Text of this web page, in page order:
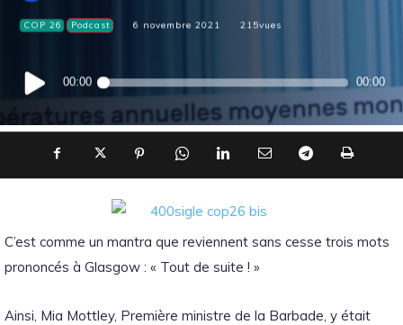
COP 26 Podcast 6 novembre 2021 215vues
Lecteur
audio
00:00 00:00
C’est comme un mantra que reviennent sans cesse trois mots
prononcés à Glasgow : « Tout de suite ! »
Ainsi, Mia Mottley, Première ministre de la Barbade, y était